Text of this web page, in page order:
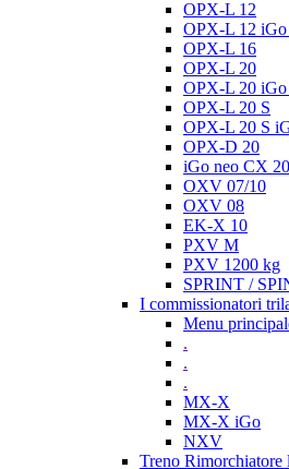
OPX-L 12
OPX-L 12 iGo
OPX-L 16
OPX-L 20
OPX-L 20 iGo
OPX-L 20 S
OPX-L 20 S
OPX-D 20
iGo neo CX 20
OXV 07/10
OXV 08
EK-X 10
PXV M
PXV 1200 kg
SPRINT /
I commissionatori
Menu
.
.
.
MX-X
MX-X iGo
NXV
Treno Rimorchiatore